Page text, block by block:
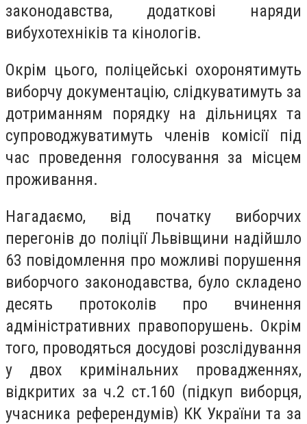
законодавства, додаткові наряди
вибухотехніків та кінологів.
Окрім цього, поліцейські охоронятимуть
виборчу документацію, слідкуватимуть за
дотриманням порядку на дільницях та
супроводжуватимуть членів комісії під
час проведення голосування за місцем
проживання.
Нагадаємо, від початку виборчих
перегонів до поліції Львівщини надійшло
63 повідомлення про можливі порушення
виборчого законодавства, було складено
десять протоколів про вчинення
адміністративних правопорушень. Окрім
того, проводяться досудові розслідування
у двох кримінальних провадженнях,
відкритих за ч.2 ст.160 (підкуп виборця,
учасника референдумів) КК України та за